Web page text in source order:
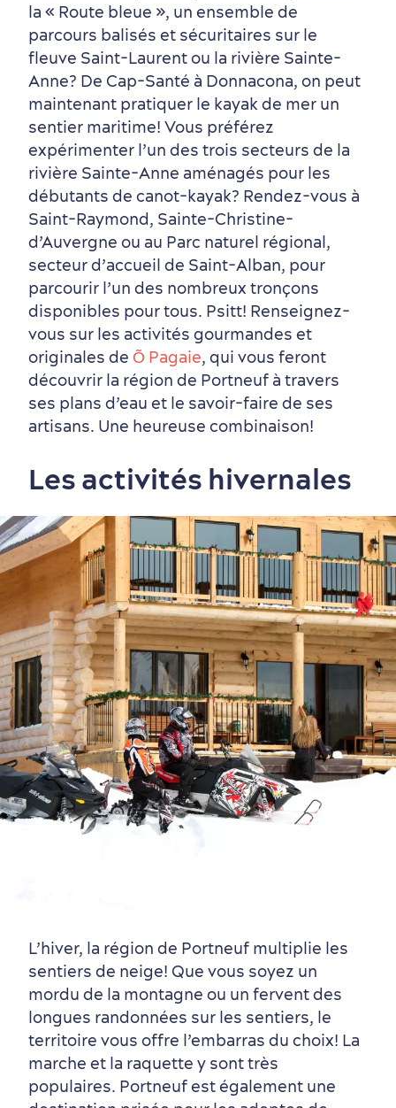
la « Route bleue », un ensemble de
parcours balisés et sécuritaires sur le
fleuve Saint-Laurent ou la rivière Sainte-
Anne? De Cap-Santé à Donnacona, on peut
maintenant pratiquer le kayak de mer un
sentier maritime! Vous préférez
expérimenter l’un des trois secteurs de la
rivière Sainte-Anne aménagés pour les
débutants de canot-kayak? Rendez-vous à
Saint-Raymond, Sainte-Christine-
d’Auvergne ou au Parc naturel régional,
secteur d’accueil de Saint-Alban, pour
parcourir l’un des nombreux tronçons
disponibles pour tous. Psitt! Renseignez-
vous sur les activités gourmandes et
originales de Õ Pagaie, qui vous feront
découvrir la région de Portneuf à travers
ses plans d’eau et le savoir-faire de ses
artisans. Une heureuse combinaison!
Les activités hivernales
L’hiver, la région de Portneuf multiplie les
sentiers de neige! Que vous soyez un
mordu de la montagne ou un fervent des
longues randonnées sur les sentiers, le
territoire vous offre l’embarras du choix! La
marche et la raquette y sont très
populaires. Portneuf est également une